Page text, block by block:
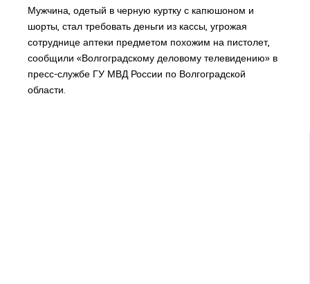
Мужчина, одетый в черную куртку с капюшоном и
шорты, стал требовать деньги из кассы, угрожая
сотруднице аптеки предметом похожим на пистолет,
сообщили «Волгоградскому деловому телевидению» в
пресс-службе ГУ МВД России по Волгоградской
области.